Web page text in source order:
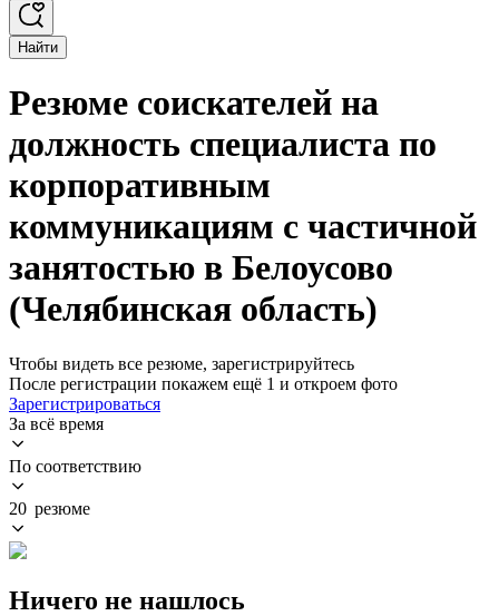
Найти
Резюме соискателей на
должность специалиста по
корпоративным
коммуникациям с частичной
занятостью в Белоусово
(Челябинская область)
Чтобы видеть все резюме, зарегистрируйтесь
После регистрации покажем ещё 1 и откроем фото
Зарегистрироваться
За всё время
По соответствию
20 резюме
Ничего не нашлось